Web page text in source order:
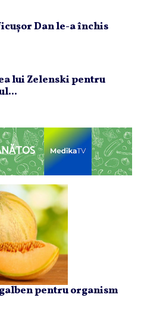
Dan le-a închis
lui Zelenski pentru
pentru organism